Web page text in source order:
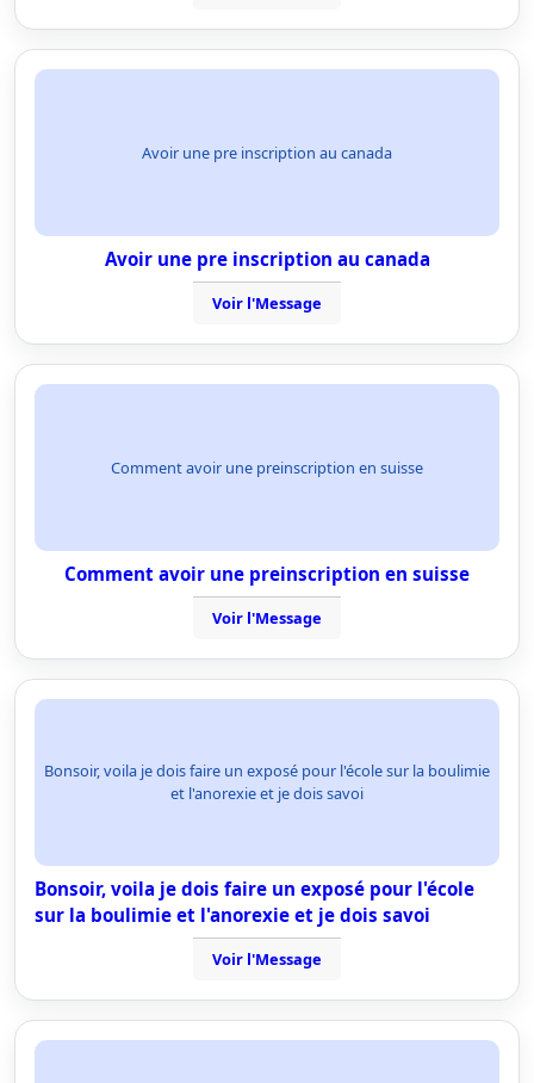
Avoir une pre inscription au canada
Avoir une pre inscription au canada
Voir l'Message
Comment avoir une preinscription en suisse
Comment avoir une preinscription en suisse
Voir l'Message
Bonsoir, voila je dois faire un exposé pour l'école sur la boulimie
et l'anorexie et je dois savoi
Bonsoir, voila je dois faire un exposé pour l'école
sur la boulimie et l'anorexie et je dois savoi
Voir l'Message